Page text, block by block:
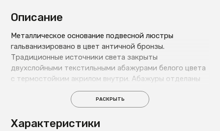
Описание
Металлическое основание подвесной люстры
гальванизировано в цвет античной бронзы.
Традиционные источники света закрыты
двухслойными текстильными абажурами белого цвета
с термостойким акрилом внутри. Абажуры отделаны
кантами и прошиты. Светильник декорирован
элементами из прозрачного стекла вытянутой формы.
РАСКРЫТЬ
Характеристики